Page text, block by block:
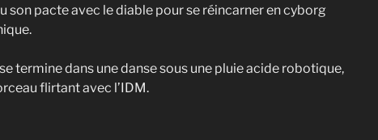
son pacte avec le diable pour se réincarner en cyborg
termine dans une danse sous une pluie acide robotique,
flirtant avec l’IDM.